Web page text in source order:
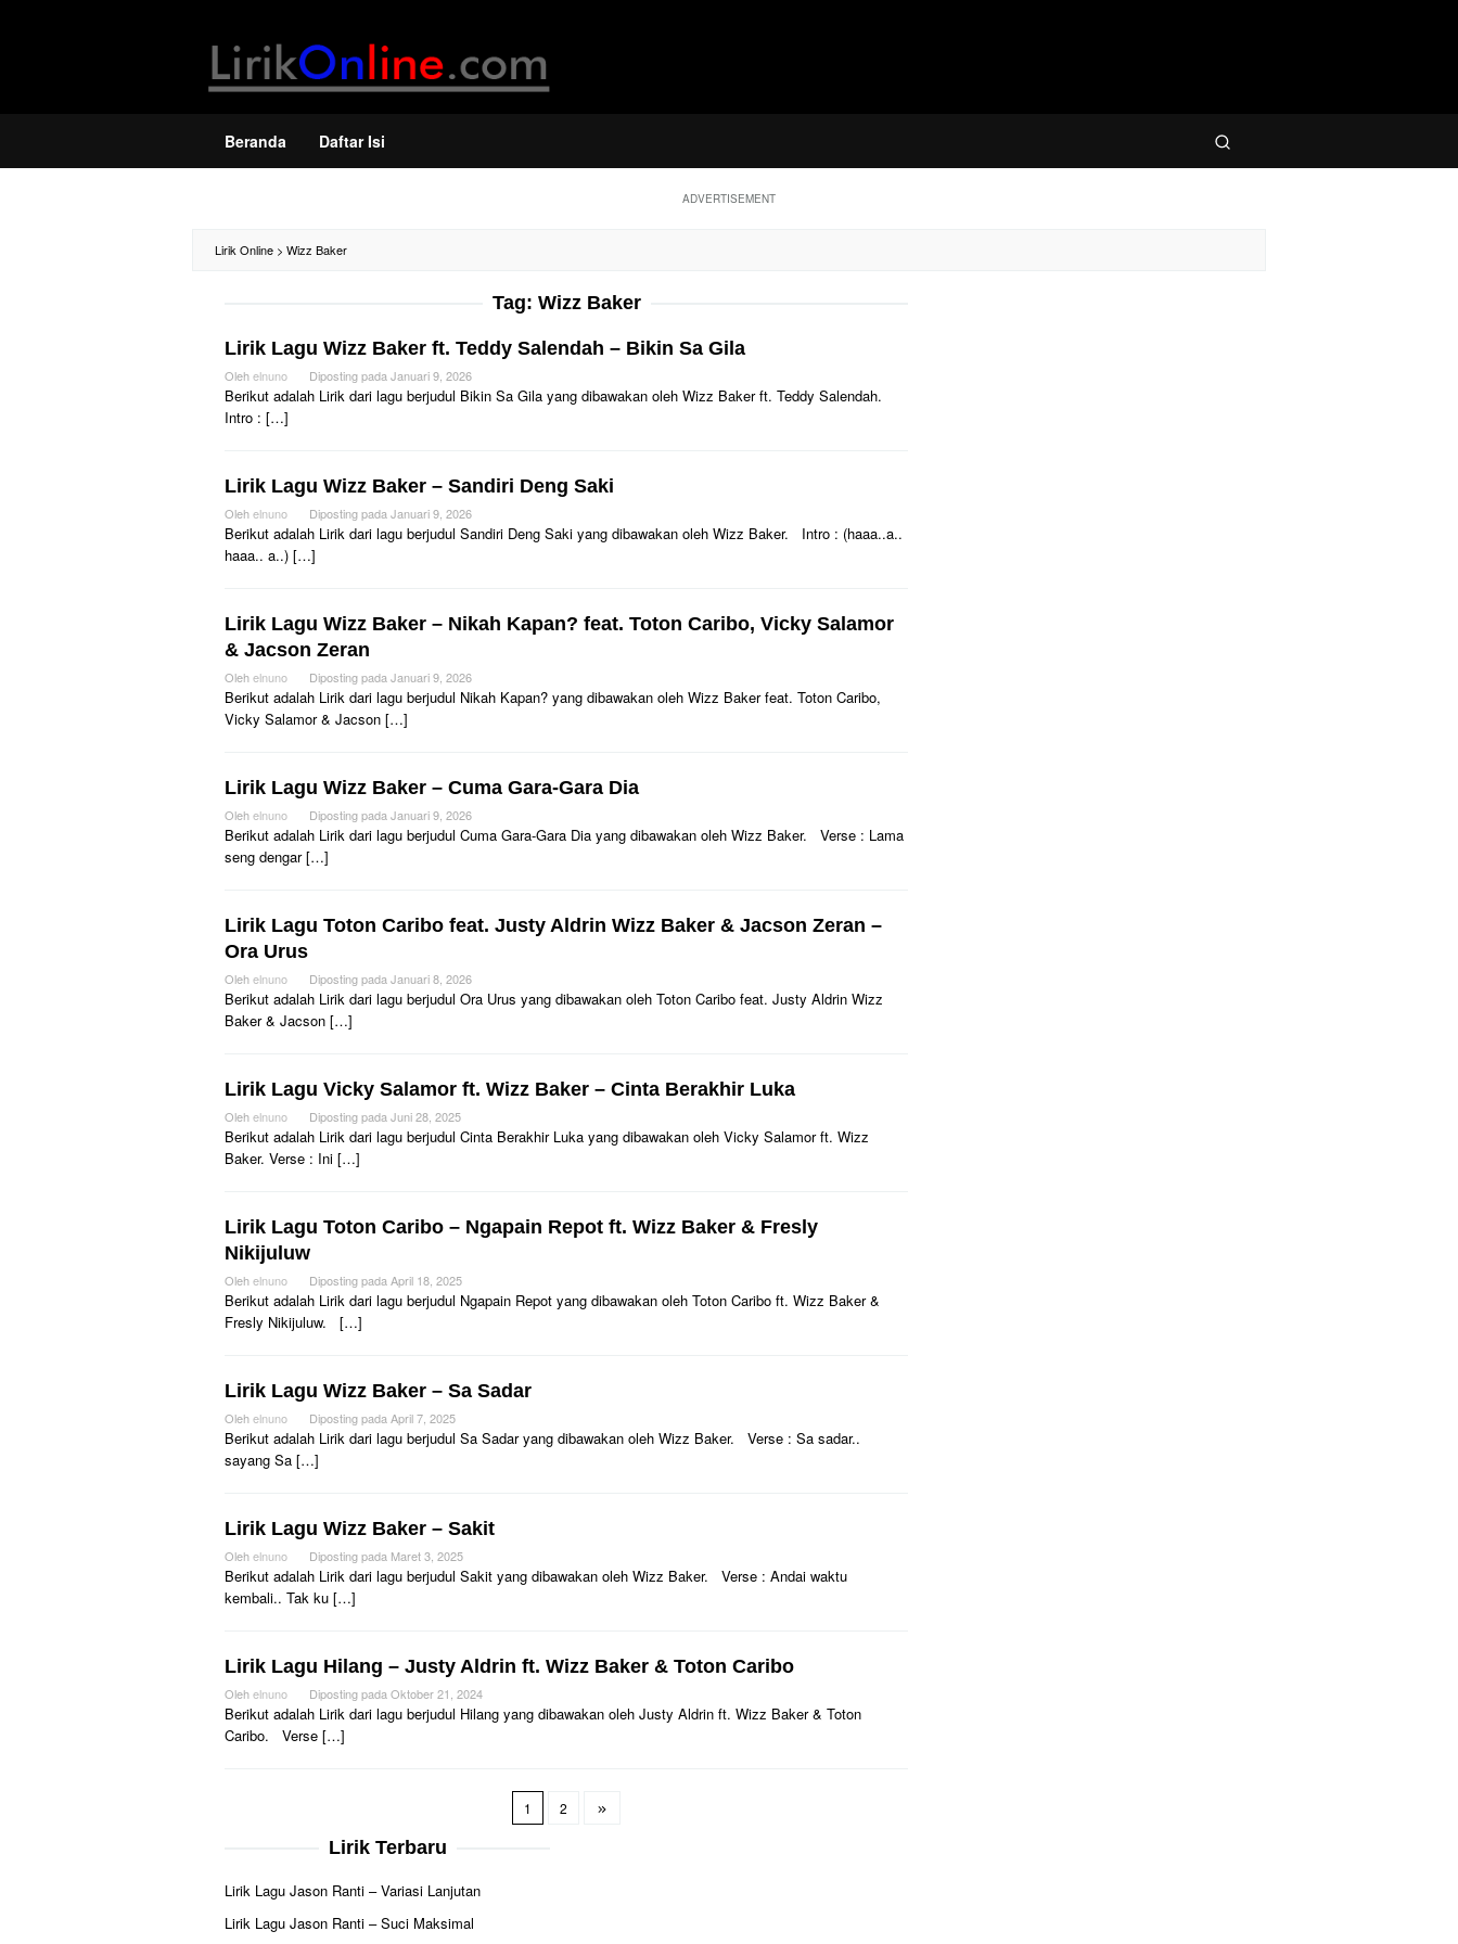
Beranda Daftar Isi
ADVERTISEMENT
Lirik Online > Wizz Baker
Tag: Wizz Baker
Lirik Lagu Wizz Baker ft. Teddy Salendah – Bikin Sa Gila
Olehelnuno Diposting pada Januari 9, 2026
Berikut adalah Lirik dari lagu berjudul Bikin Sa Gila yang dibawakan oleh Wizz Baker ft. Teddy Salendah.
Intro : […]
Lirik Lagu Wizz Baker – Sandiri Deng Saki
Olehelnuno Diposting pada Januari 9, 2026
Berikut adalah Lirik dari lagu berjudul Sandiri Deng Saki yang dibawakan oleh Wizz Baker. Intro : (haaa..a..
haaa.. a..) […]
Lirik Lagu Wizz Baker – Nikah Kapan? feat. ‪Toton Caribo‬, Vicky Salamor‬
& Jacson Zeran
Olehelnuno Diposting pada Januari 9, 2026
Berikut adalah Lirik dari lagu berjudul Nikah Kapan? yang dibawakan oleh Wizz Baker feat. ‪Toton Caribo‬,
Vicky Salamor‬ & Jacson […]
Lirik Lagu Wizz Baker – Cuma Gara-Gara Dia
Olehelnuno Diposting pada Januari 9, 2026
Berikut adalah Lirik dari lagu berjudul Cuma Gara-Gara Dia yang dibawakan oleh Wizz Baker. Verse : Lama
seng dengar […]
Lirik Lagu Toton Caribo feat. Justy Aldrin Wizz Baker & Jacson Zeran –
Ora Urus
Olehelnuno Diposting pada Januari 8, 2026
Berikut adalah Lirik dari lagu berjudul Ora Urus yang dibawakan oleh Toton Caribo feat. Justy Aldrin Wizz
Baker & Jacson […]
Lirik Lagu Vicky Salamor ft. Wizz Baker – Cinta Berakhir Luka
Olehelnuno Diposting pada Juni 28, 2025
Berikut adalah Lirik dari lagu berjudul Cinta Berakhir Luka yang dibawakan oleh Vicky Salamor ft. Wizz
Baker. Verse : Ini […]
Lirik Lagu Toton Caribo – Ngapain Repot ft. Wizz Baker‬ & Fresly
Nikijuluw
Olehelnuno Diposting pada April 18, 2025
Berikut adalah Lirik dari lagu berjudul Ngapain Repot yang dibawakan oleh Toton Caribo ft. Wizz Baker‬ &
Fresly Nikijuluw. […]
Lirik Lagu Wizz Baker – Sa Sadar
Olehelnuno Diposting pada April 7, 2025
Berikut adalah Lirik dari lagu berjudul Sa Sadar yang dibawakan oleh Wizz Baker. Verse : Sa sadar..
sayang Sa […]
Lirik Lagu Wizz Baker – Sakit
Olehelnuno Diposting pada Maret 3, 2025
Berikut adalah Lirik dari lagu berjudul Sakit yang dibawakan oleh Wizz Baker. Verse : Andai waktu
kembali.. Tak ku […]
Lirik Lagu Hilang – Justy Aldrin ft. Wizz Baker & Toton Caribo
Olehelnuno Diposting pada Oktober 21, 2024
Berikut adalah Lirik dari lagu berjudul Hilang yang dibawakan oleh Justy Aldrin ft. Wizz Baker & Toton
Caribo. Verse […]
1 2
Lirik Terbaru
Lirik Lagu Jason Ranti – Variasi Lanjutan
Lirik Lagu Jason Ranti – Suci Maksimal